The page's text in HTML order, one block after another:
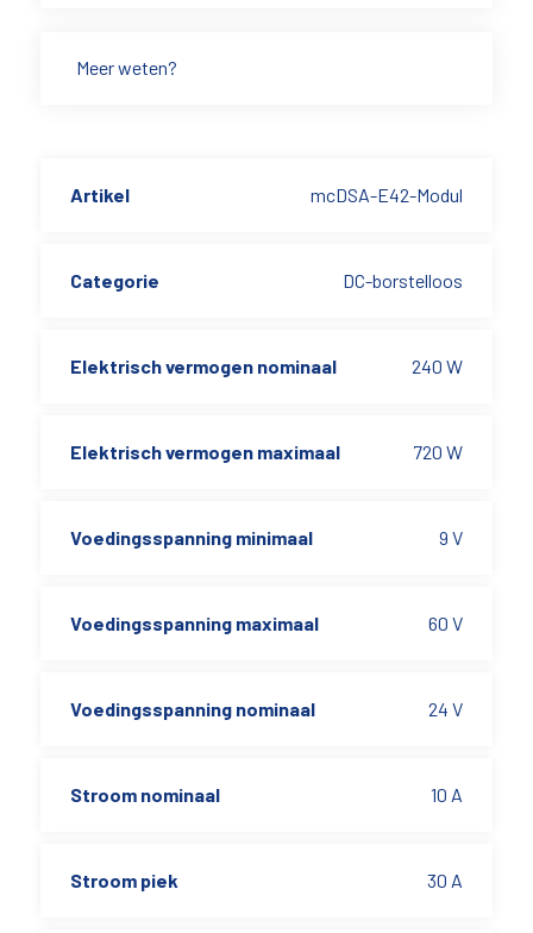
Meer weten?
Artikel mcDSA-E42-Modul
Categorie DC-borstelloos
Elektrisch vermogen nominaal 240 W
Elektrisch vermogen maximaal 720 W
Voedingsspanning minimaal 9 V
Voedingsspanning maximaal 60 V
Voedingsspanning nominaal 24 V
Stroom nominaal 10 A
Stroom piek 30 A